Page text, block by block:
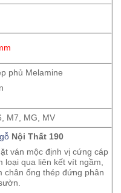
phủ Melamine
M7, MG, MV
Nội Thất 190
ván mộc định vị cứng cáp
loại qua liên kết vít ngầm,
chân ống thép đứng phân